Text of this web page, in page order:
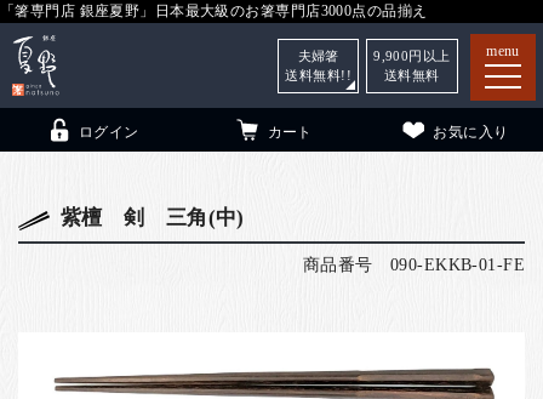
「箸専門店 銀座夏野」日本最大級のお箸専門店3000点の品揃え
menu
について
ログイン カート お気に入り
夫婦箸
送料無料!!
9,900 円以上
送料無料
紫檀 剣 三角(中)
商品番号 090-EKKB-01-FE